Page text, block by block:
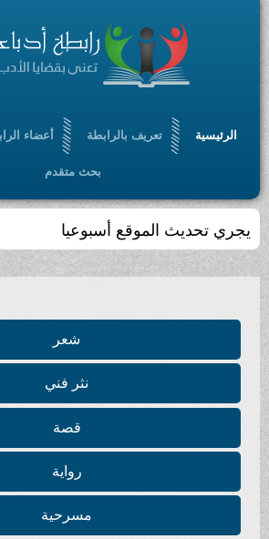
الرئيسية تعريف بالرابطة أعضاء الرابطة
بحث متقدم
يجري تحديث الموقع أسبوعيا
شعر
نثر فني
قصة
رواية
مسرحية